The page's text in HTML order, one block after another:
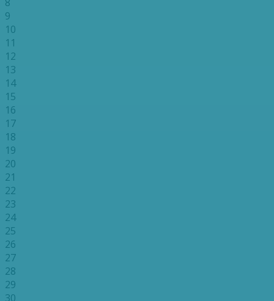
9
10
11
12
13
14
15
16
17
18
19
20
21
22
23
24
25
26
27
28
29
30